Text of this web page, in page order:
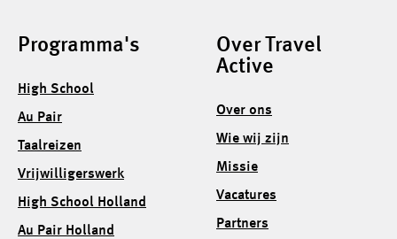
Programma's
High School
Au Pair
Taalreizen
Vrijwilligerswerk
High School Holland
Au Pair Holland
Over Travel
Active
Over ons
Wie wij zijn
Missie
Vacatures
Partners